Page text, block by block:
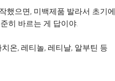
했으면, 미백제품 발라서 초
히 바르는 게 답이야.
온, 레티놀, 레티날, 알부틴 등